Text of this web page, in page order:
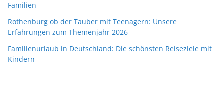
Familien
Rothenburg ob der Tauber mit Teenagern: Unsere
Erfahrungen zum Themenjahr 2026
Familienurlaub in Deutschland: Die schönsten Reiseziele mit
Kindern